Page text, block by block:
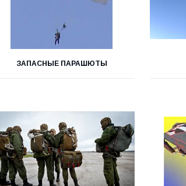
ЗАПАСНЫЕ ПАРАШЮТЫ